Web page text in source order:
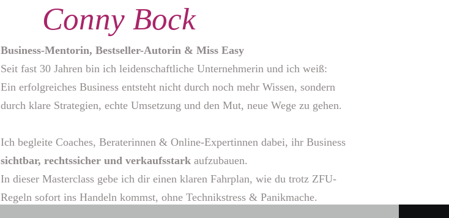
Conny Bock
Business-Mentorin, Bestseller-Autorin & Miss Easy
Seit fast 30 Jahren bin ich leidenschaftliche Unternehmerin und ich weiß:
Ein erfolgreiches Business entsteht nicht durch noch mehr Wissen, sondern
durch klare Strategien, echte Umsetzung und den Mut, neue Wege zu gehen.
Ich begleite Coaches, Beraterinnen & Online-Expertinnen dabei, ihr Business
sichtbar, rechtssicher und verkaufsstark aufzubauen.
In dieser Masterclass gebe ich dir einen klaren Fahrplan, wie du trotz ZFU-
Regeln sofort ins Handeln kommst, ohne Technikstress & Panikmache.